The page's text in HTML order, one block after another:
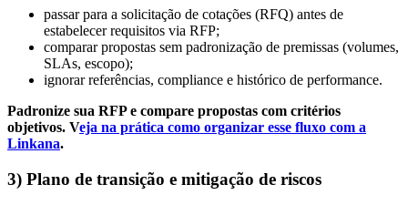
passar para a solicitação de cotações (RFQ) antes de
estabelecer requisitos via RFP;
comparar propostas sem padronização de premissas (volumes,
SLAs, escopo);
ignorar referências, compliance e histórico de performance.
Padronize sua RFP e compare propostas com critérios
objetivos. Veja na prática como organizar esse fluxo com a
Linkana.
3) Plano de transição e mitigação de riscos